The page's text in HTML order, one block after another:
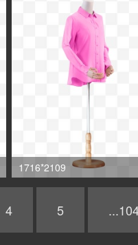
1716*2109
4 5